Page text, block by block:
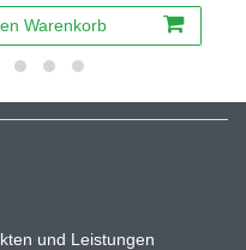
Warenkorb
und Leistungen